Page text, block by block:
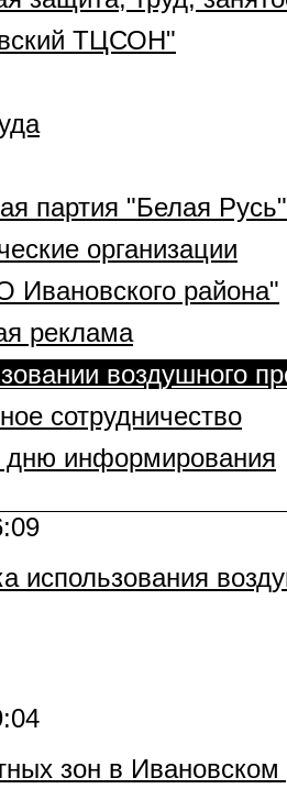
ТЦСОН"
партия "Белая Русь"
организации
района"
реклама
воздушного
сотрудничество
дню информирования
использования
зон в Ивановском